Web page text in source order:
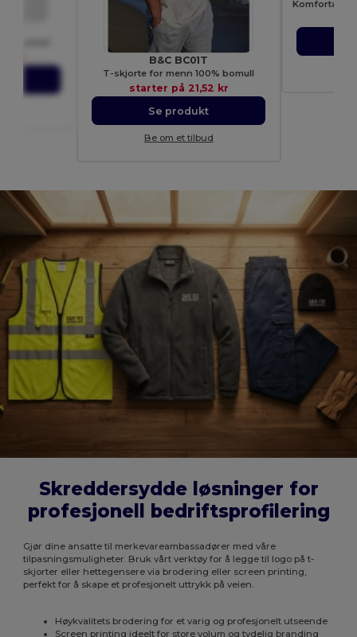
B&C BC01T
T-skjorte for menn 100% bomull
starter på 21,52 kr
Se produkt
Be om et tilbud
Skreddersydde løsninger for
profesjonell bedriftsprofilering
Gjør dine ansatte til merkevareambassadører med våre
tilpasningsmuligheter. Bruk vårt verktøy for å legge til logo på t-
skjorter eller hettegensere via brodering eller screen printing,
perfekt for å skape et profesjonelt uttrykk på veien.
Høykvalitets brodering for et varig og profesjonelt utseende
Screen printing ideelt for store volum og tydelig branding